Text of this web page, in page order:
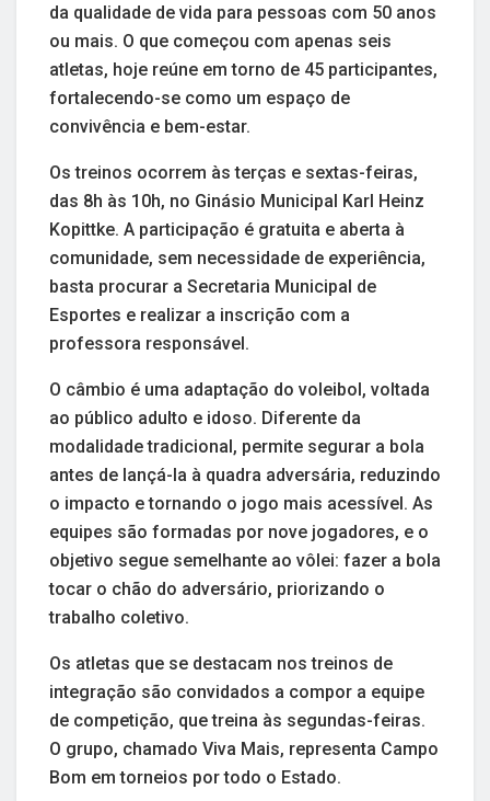
da qualidade de vida para pessoas com 50 anos
ou mais. O que começou com apenas seis
atletas, hoje reúne em torno de 45 participantes,
fortalecendo-se como um espaço de
convivência e bem-estar.
Os treinos ocorrem às terças e sextas-feiras,
das 8h às 10h, no Ginásio Municipal Karl Heinz
Kopittke. A participação é gratuita e aberta à
comunidade, sem necessidade de experiência,
basta procurar a Secretaria Municipal de
Esportes e realizar a inscrição com a
professora responsável.
O câmbio é uma adaptação do voleibol, voltada
ao público adulto e idoso. Diferente da
modalidade tradicional, permite segurar a bola
antes de lançá-la à quadra adversária, reduzindo
o impacto e tornando o jogo mais acessível. As
equipes são formadas por nove jogadores, e o
objetivo segue semelhante ao vôlei: fazer a bola
tocar o chão do adversário, priorizando o
trabalho coletivo.
Os atletas que se destacam nos treinos de
integração são convidados a compor a equipe
de competição, que treina às segundas-feiras.
O grupo, chamado Viva Mais, representa Campo
Bom em torneios por todo o Estado.